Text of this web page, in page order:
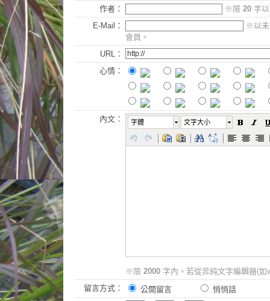
作者：
※限 20 字
E-Mail：
※以未
會員。
URL：
心情：
內文： 字體 文字大小
※限 2000 字內。若從非純文字編輯器(
留言方式：
公開留言
悄悄話